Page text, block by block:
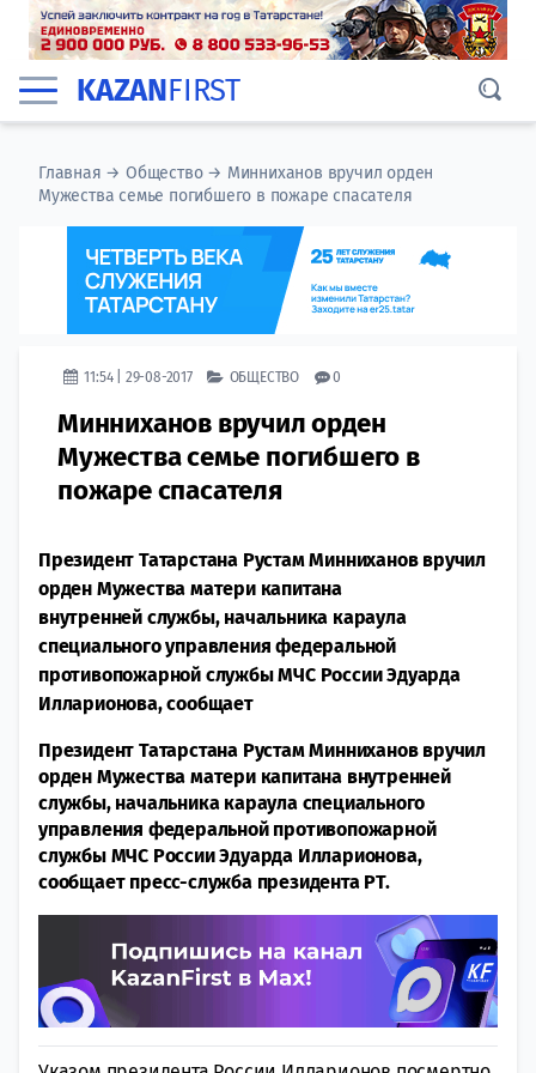
KAZANFIRST
Главная →Общество→ Минниханов вручил орден
Мужества семье погибшего в пожаре спасателя
11:54 | 29-08-2017 ОБЩЕСТВО 0
Минниханов вручил орден
Мужества семье погибшего в
пожаре спасателя
Президент Татарстана Рустам Минниханов вручил
орден Мужества матери капитана
внутренней службы, начальника караула
специального управления федеральной
противопожарной службы МЧС России Эдуарда
Илларионова, сообщает
Президент Татарстана Рустам Минниханов вручил
орден Мужества матери капитана внутренней
службы, начальника караула специального
управления федеральной противопожарной
службы МЧС России Эдуарда Илларионова,
сообщает пресс-служба президента РТ.